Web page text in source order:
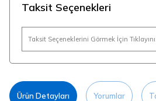
Taksit Seçenekleri
Taksit Seçeneklerini Görmek İçin
Ürün Detayları Yorumlar